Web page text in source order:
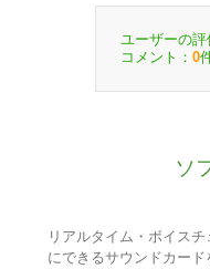
ユーザーの評
コメント： 0
ソ
リアルタイム・ボイス
にできるサウンドカー